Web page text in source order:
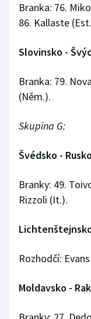
Branka: 76.
86. Kallaste
Slovinsko -
Branka: 79.
(Něm.).
Skupina G:
Švédsko -
Branky: 49.
Rizzoli (It.).
Rozhodčí:
Moldavsko -